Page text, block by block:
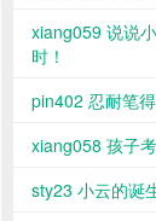
xiang059 说说
时！
pin402 忍耐笔
xiang058 孩子
sty23 小云的诞